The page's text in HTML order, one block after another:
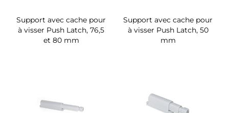
Support avec cache pour
à visser Push Latch, 76,5
et 80 mm
Support avec cache pour
à visser Push Latch, 50
mm